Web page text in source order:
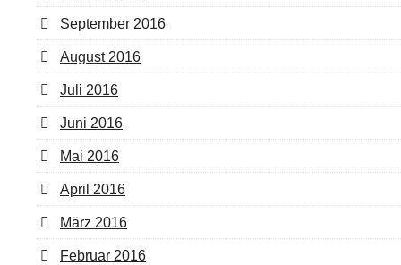
September 2016
August 2016
Juli 2016
Juni 2016
Mai 2016
April 2016
März 2016
Februar 2016